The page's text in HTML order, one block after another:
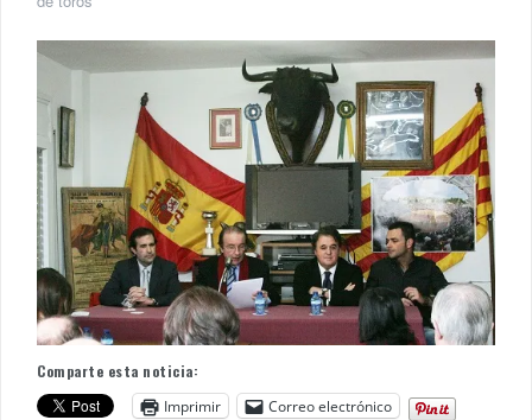
Comparte esta noticia:
Imprimir
Correo electrónico